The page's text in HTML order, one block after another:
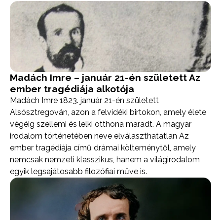
Madách Imre – január 21-én született Az
ember tragédiája alkotója
Madách Imre 1823. január 21-én született
Alsósztregován, azon a felvidéki birtokon, amely élete
végéig szellemi és lelki otthona maradt. A magyar
irodalom történetében neve elválaszthatatlan Az
ember tragédiája című drámai költeménytől, amely
nemcsak nemzeti klasszikus, hanem a világirodalom
egyik legsajátosabb filozófiai műve is.